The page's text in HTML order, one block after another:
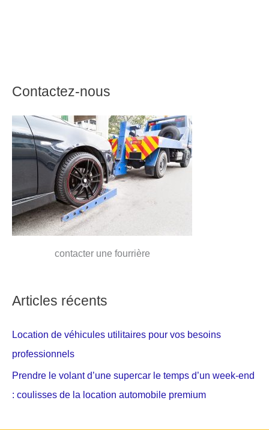
Contactez-nous
contacter une fourrière
Articles récents
Location de véhicules utilitaires pour vos besoins
professionnels
Prendre le volant d’une supercar le temps d’un week-end
: coulisses de la location automobile premium